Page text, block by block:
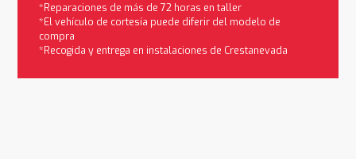
*Reparaciones de más de 72 horas en taller
*El vehículo de cortesía puede diferir del modelo de
compra
*Recogida y entrega en instalaciones de Crestanevada